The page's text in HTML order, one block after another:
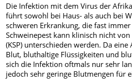
Die Infektion mit dem Virus der
führt sowohl bei Haus- als auch bei
schweren Erkrankung, die fast
Schweinepest kann klinisch nicht
(KSP) unterschieden werden. Da
Blut, bluthaltige Flüssigkeiten und
sich die Infektion oftmals nur sehr
jedoch sehr geringe Blutmengen für